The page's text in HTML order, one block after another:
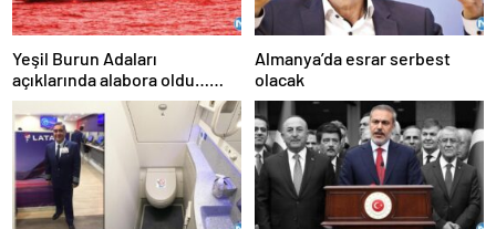
Yeşil Burun Adaları
açıklarında alabora oldu…
Göçmen teknesi faciası: 63
ölü
Almanya’da esrar serbest
olacak